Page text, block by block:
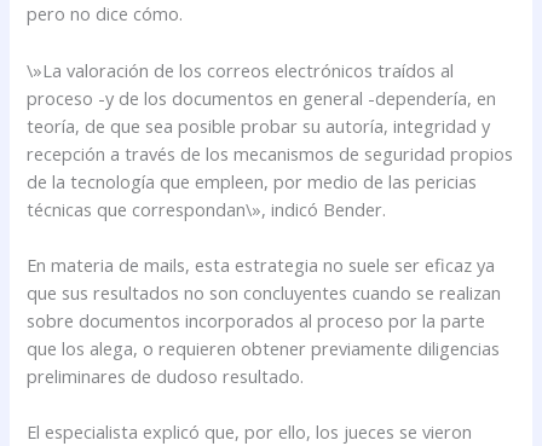
pero no dice cómo.
\»La valoración de los correos electrónicos traídos al
proceso -y de los documentos en general -dependería, en
teoría, de que sea posible probar su autoría, integridad y
recepción a través de los mecanismos de seguridad propios
de la tecnología que empleen, por medio de las pericias
técnicas que correspondan\», indicó Bender.
En materia de mails, esta estrategia no suele ser eficaz ya
que sus resultados no son concluyentes cuando se realizan
sobre documentos incorporados al proceso por la parte
que los alega, o requieren obtener previamente diligencias
preliminares de dudoso resultado.
El especialista explicó que, por ello, los jueces se vieron